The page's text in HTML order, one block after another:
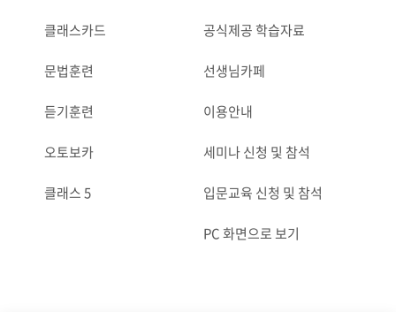
클래스카드
문법훈련
듣기훈련
오토보카
클래스 5
공식제공 학습자료
선생님카페
이용안내
세미나 신청 및 참석
입문교육 신청 및 참석
PC 화면으로 보기